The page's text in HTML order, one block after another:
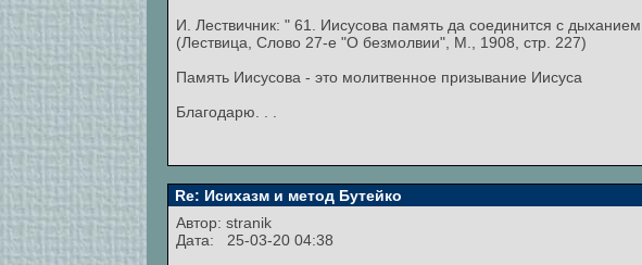
И. Лествичник: " 61. Иисусова память да соединится с
(Лествица, Слово 27-е "О безмолвии", М., 1908, стр. 227)
Память Иисусова - это молитвенное призывание Иисуса
Благодарю. . .
Re: Исихазм и метод Бутейко
Автор: stranik
Дата: 25-03-20 04:38